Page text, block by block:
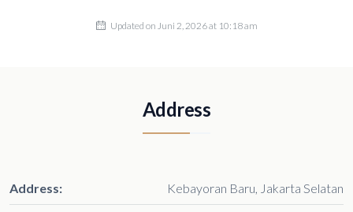
Updated on Juni 2, 2026 at 10:18 am
Address
Address: Kebayoran Baru, Jakarta Selatan